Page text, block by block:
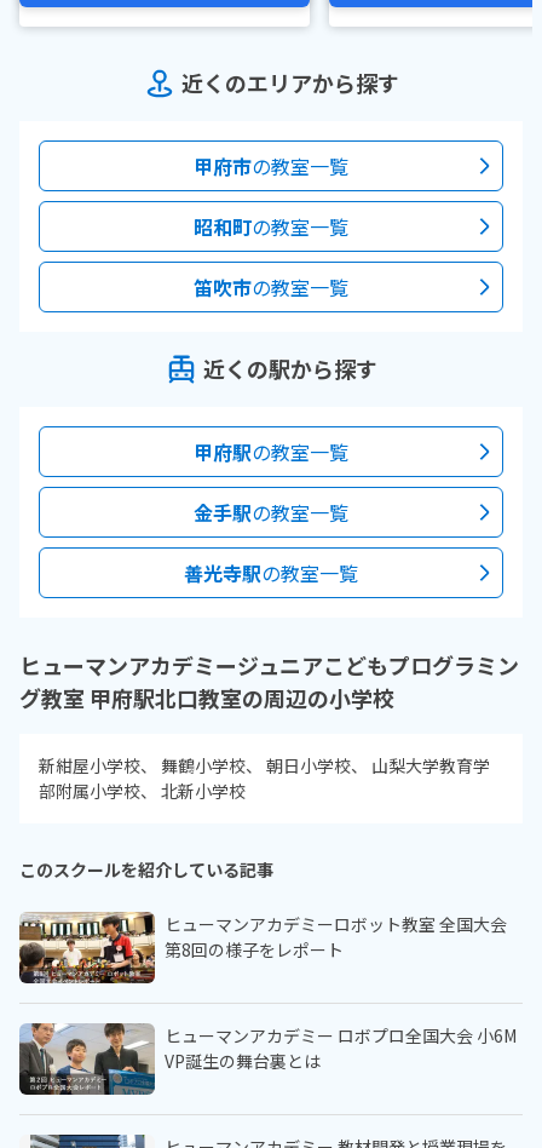
近くのエリアから探す
甲府市の教室一覧
昭和町の教室一覧
笛吹市の教室一覧
近くの駅から探す
甲府駅の教室一覧
金手駅の教室一覧
善光寺駅の教室一覧
ヒューマンアカデミージュニアこどもプログラミン
グ教室 甲府駅北口教室の周辺の小学校
新紺屋小学校 舞鶴小学校 朝日小学校
山梨大学教育学
部附属小学校
北新小学校
このスクールを紹介している記事
ヒューマンアカデミーロボット教室 全国大会
第8回の様子をレポート
ヒューマンアカデミー ロボプロ全国大会 小6M
VP誕生の舞台裏とは